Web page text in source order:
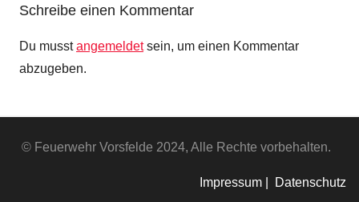
Schreibe einen Kommentar
Du musstangemeldetsein, um einen Kommentar
abzugeben.
© Feuerwehr Vorsfelde 2024, Alle Rechte vorbehalten.
Datenschutz
Impressum |